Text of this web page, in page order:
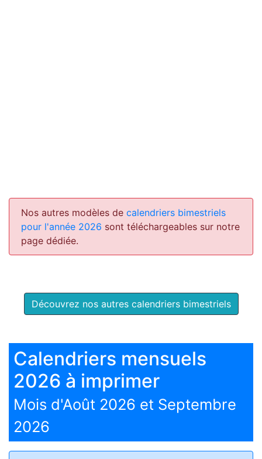
Nos autres modèles de calendriers bimestriels
pour l'année 2026 sont téléchargeables sur notre
page dédiée.
Découvrez nos autres calendriers bimestriels
Calendriers mensuels
2026 à imprimer
Mois d'Août 2026 et Septembre
2026